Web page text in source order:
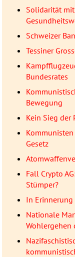
Solidarität
Schweizer
Tessiner
Bundesrates
Bewegung
Kein Sieg der
Gesetz
Fall Crypto
Stümper?
In Erinnerung
Nationale
Wohlergehen